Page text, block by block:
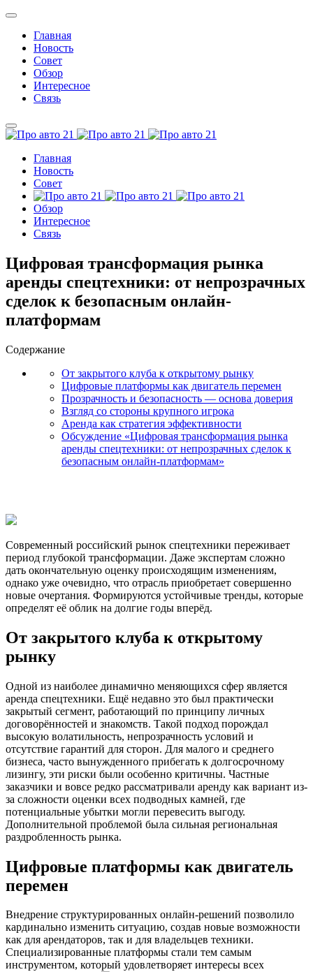
Главная
Новость
Совет
Обзор
Интересное
Связь
Главная
Новость
Совет
Обзор
Интересное
Связь
Цифровая трансформация рынка
аренды спецтехники: от непрозрачных
сделок к безопасным онлайн-
платформам
Содержание
От закрытого клуба к открытому рынку
Цифровые платформы как двигатель перемен
Прозрачность и безопасность — основа доверия
Взгляд со стороны крупного игрока
Аренда как стратегия эффективности
Обсуждение «Цифровая трансформация рынка
аренды спецтехники: от непрозрачных сделок к
безопасным онлайн-платформам»
Современный российский рынок спецтехники переживает
период глубокой трансформации. Даже экспертам сложно
дать окончательную оценку происходящим изменениям,
однако уже очевидно, что отрасль приобретает совершенно
новые очертания. Формируются устойчивые тренды, которые
определят её облик на долгие годы вперёд.
От закрытого клуба к открытому
рынку
Одной из наиболее динамично меняющихся сфер является
аренда спецтехники. Ещё недавно это был практически
закрытый сегмент, работающий по принципу личных
договорённостей и знакомств. Такой подход порождал
высокую волатильность, непрозрачность условий и
отсутствие гарантий для сторон. Для малого и среднего
бизнеса, часто вынужденного прибегать к долгосрочному
лизингу, эти риски были особенно критичны. Частные
заказчики и вовсе редко рассматривали аренду как вариант из-
за сложности оценки всех подводных камней, где
потенциальные убытки могли перевесить выгоду.
Дополнительной проблемой была сильная региональная
раздробленность рынка.
Цифровые платформы как двигатель
перемен
Внедрение структурированных онлайн-решений позволило
кардинально изменить ситуацию, создав новые возможности
как для арендаторов, так и для владельцев техники.
Специализированные платформы стали тем самым
инструментом, который удовлетворяет интересы всех